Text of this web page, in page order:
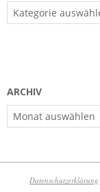
Kategorien
ARCHIV
Archiv
Datenschutzerklärung